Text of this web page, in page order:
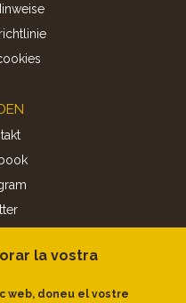
la vostra
web, doneu el vostre